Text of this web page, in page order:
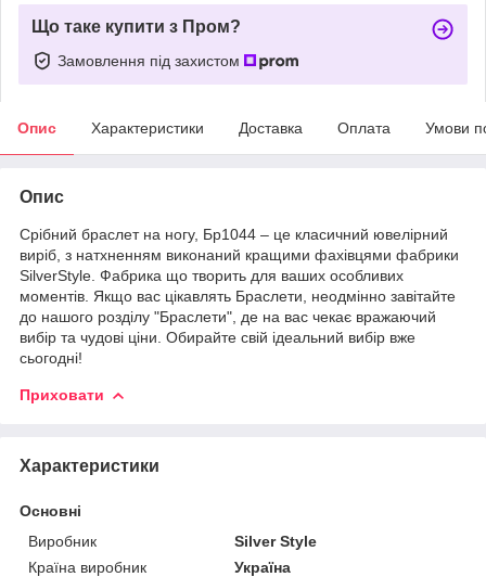
Що таке купити з Пром?
Замовлення під захистом
Опис Характеристики Доставка Оплата Умови
Опис
Срібний браслет на ногу, Бр1044 – це класичний ювелірний
виріб, з натхненням виконаний кращими фахівцями фабрики
SilverStyle. Фабрика що творить для ваших особливих
моментів. Якщо вас цікавлять Браслети, неодмінно завітайте
до нашого розділу "Браслети", де на вас чекає вражаючий
вибір та чудові ціни. Обирайте свій ідеальний вибір вже
сьогодні!
Приховати
Характеристики
Основні
Виробник
Silver Style
Країна виробник
Україна